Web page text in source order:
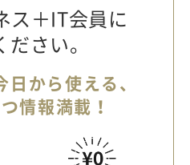
ス＋IT会員に
さい。
から使える、
情報満載！